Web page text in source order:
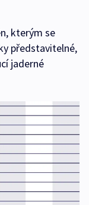
kterým se
představitelné,
jaderné